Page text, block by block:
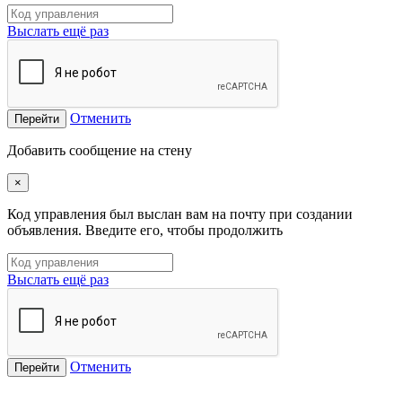
Выслать ещё раз
Перейти Отменить
Добавить сообщение на стену
×
Код управления был выслан вам на почту при создании
объявления. Введите его, чтобы продолжить
Выслать ещё раз
Перейти Отменить